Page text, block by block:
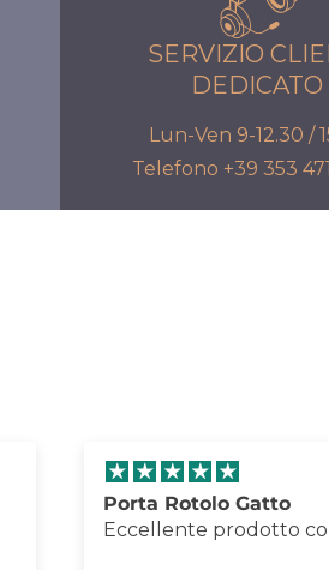
SERVIZIO
DEDICATO
Lun-Ven 9-12.30 /
Telefono +39 353
Orologio Lupin
Perfetto, arrivato